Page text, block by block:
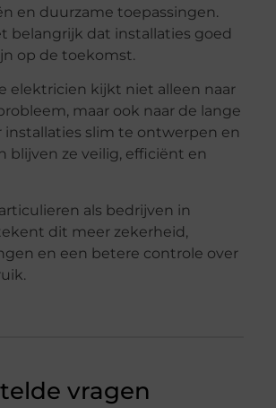
en duurzame toepassingen.
belangrijk dat installaties goed
op de toekomst.
elektricien kijkt niet alleen naar
maar ook naar de lange
installaties slim te ontwerpen en
blijven ze veilig, efficiënt en
als bedrijven in
dit meer zekerheid,
en een betere controle over
vragen